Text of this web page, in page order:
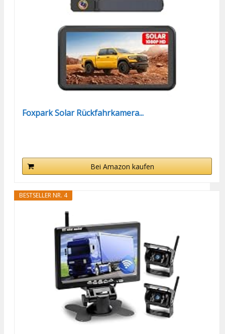
Foxpark Solar Rückfahrkamera...
Bei Amazon kaufen
BESTSELLER NR. 4